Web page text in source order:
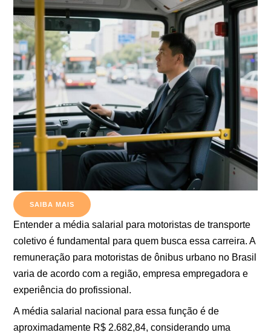
SAIBA MAIS
Entender a média salarial para motoristas de transporte
coletivo é fundamental para quem busca essa carreira. A
remuneração para motoristas de ônibus urbano no Brasil
varia de acordo com a região, empresa empregadora e
experiência do profissional.
A média salarial nacional para essa função é de
aproximadamente R$ 2.682,84, considerando uma